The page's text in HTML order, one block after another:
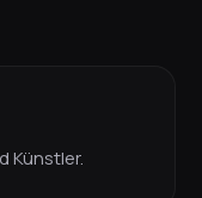
Künstler.